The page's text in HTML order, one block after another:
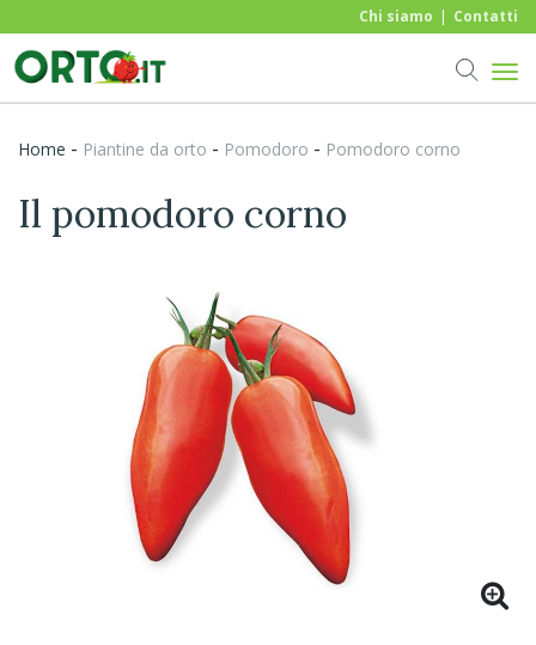
Chi siamo Contatti
Home - piantine da orto - Pomodoro - Pomodoro corno
Il pomodoro corno